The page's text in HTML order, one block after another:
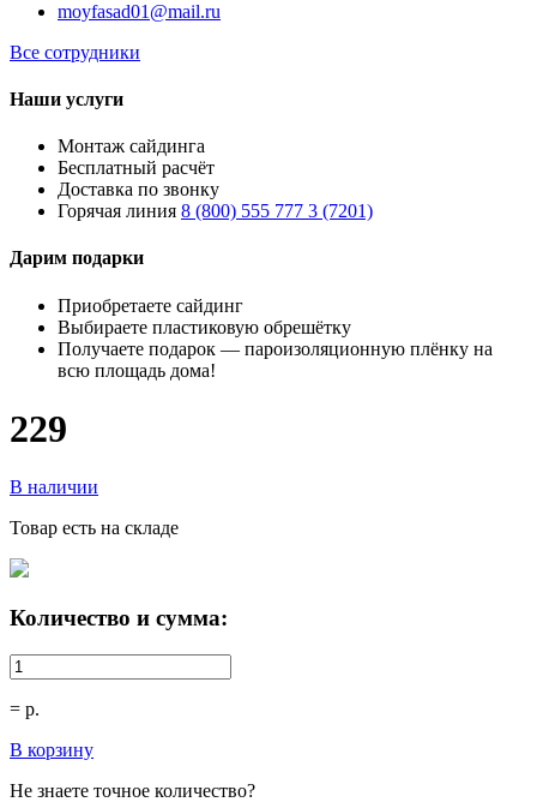
moyfasad01@mail.ru
Все сотрудники
Наши услуги
Монтаж сайдинга
Бесплатный расчёт
Доставка по звонку
Горячая линия 8 (800) 555 777 3 (7201)
Дарим подарки
Приобретаете сайдинг
Выбираете пластиковую обрешётку
Получаете подарок — пароизоляционную плёнку на
всю площадь дома!
229
В наличии
Товар есть на складе
Количество и сумма:
= р.
В корзину
Не знаете точное количество?